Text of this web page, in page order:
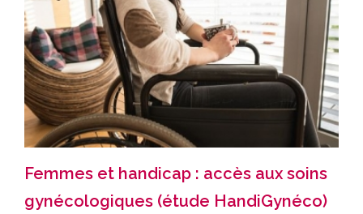
Femmes et handicap : accès aux soins
gynécologiques (étude HandiGynéco)